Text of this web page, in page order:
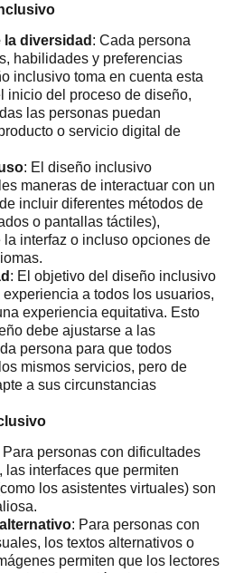
diversidad : Cada persona
habilidades y preferencias
inclusivo toma en cuenta esta
inicio del proceso de diseño,
las personas puedan
o servicio digital de
: El diseño inclusivo
maneras de interactuar con un
incluir diferentes métodos de
o pantallas táctiles),
interfaz o incluso opciones de
: El objetivo del diseño inclusivo
a todos los usuarios,
experiencia equitativa. Esto
debe ajustarse a las
persona para que todos
mismos servicios, pero de
a sus circunstancias
Para personas con dificultades
las interfaces que permiten
los asistentes virtuales) son
: Para personas con
los textos alternativos o
permiten que los lectores